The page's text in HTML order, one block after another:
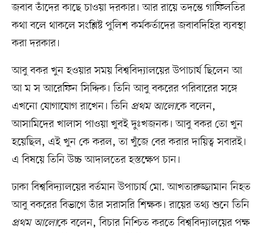
জবাব তাঁদের কাছে চাওয়া দরকার। আর রায়ে তদন্তে গাফিলতির
কথা বলে থাকলে সংশ্লিষ্ট পুলিশ কর্মকর্তাদের জবাবদিহির ব্যবস্থা
করা দরকার।
আবু বকর খুন হওয়ার সময় বিশ্ববিদ্যালয়ের উপাচার্য ছিলেন আ
আ ম স আরেফিন সিদ্দিক। তিনি আবু বকরের পরিবারের সঙ্গে
এখনো যোগাযোগ রাখেন। তিনি প্রথম আলোকে বলেন,
আসামিদের খালাস পাওয়া খুবই দুঃখজনক। আবু বকর তো খুন
হয়েছিল, এই খুন কে করল, তা খুঁজে বের করার দায়িত্ব সবারই।
এ বিষয়ে তিনি উচ্চ আদালতের হস্তক্ষেপ চান।
ঢাকা বিশ্ববিদ্যালয়ের বর্তমান উপাচার্য মো. আখতারুজ্জামান নিহত
আবু বকরের বিভাগে তাঁর সরাসরি শিক্ষক। রায়ের তথ্য শুনে তিনি
প্রথম আলোকে বলেন, বিচার নিশ্চিত করতে বিশ্ববিদ্যালয়ের পক্ষ